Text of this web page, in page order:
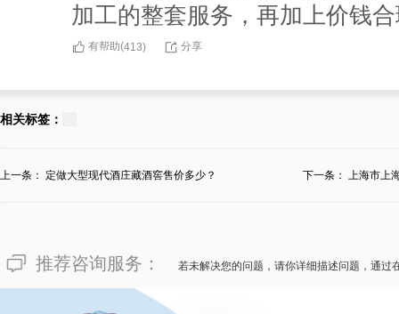
加工的整套服务，再加上价钱
有帮助(413) 分享
156****1667
恒温藏酒窖？”这种疑虑情况，
更首要——是缘于私人定制恒温
的，不同的酒厂有不同的特色
旦是您预想尽情体会价钱合理
工一揽子服务，欢迎拣选四川
相关标签：
上一条： 定做大型现代酒庄藏酒窖售价多少？ 下一条： 上海市上
推荐咨询服务： 若未解决您的问题，请你详细描述问题，通过